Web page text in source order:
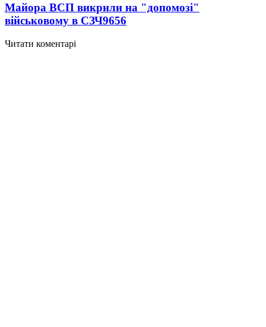
Майора ВСП викрили на "допомозі"
військовому в СЗЧ9656
Читати коментарі